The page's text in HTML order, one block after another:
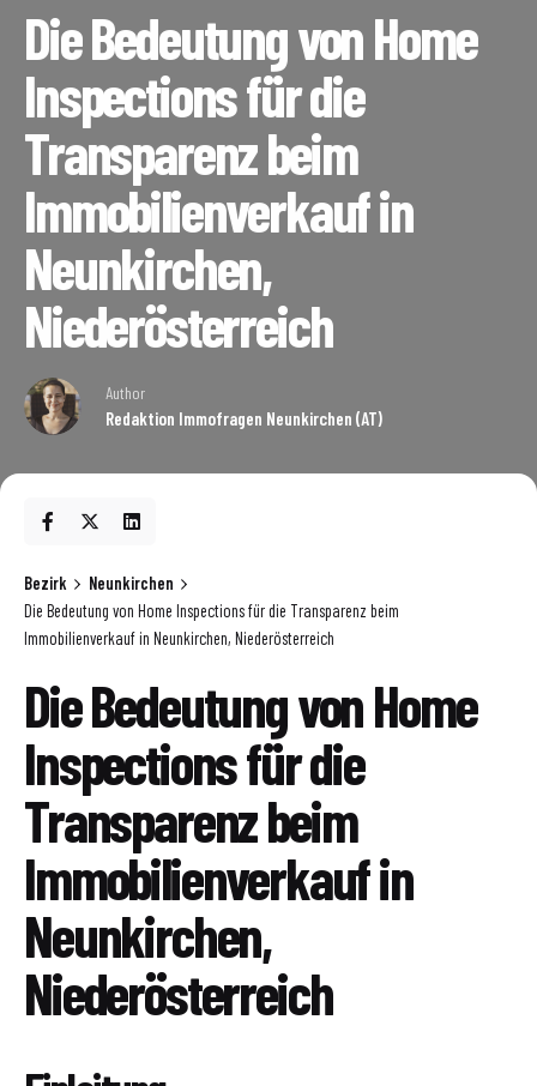
Die Bedeutung von Home
Inspections für die
Transparenz beim
Immobilienverkauf in
Neunkirchen,
Niederösterreich
Author
Redaktion Immofragen Neunkirchen (AT)
Bezirk
Neunkirchen
Die Bedeutung von Home Inspections für die Transparenz beim
Immobilienverkauf in Neunkirchen, Niederösterreich
Die Bedeutung von Home
Inspections für die
Transparenz beim
Immobilienverkauf in
Neunkirchen,
Niederösterreich